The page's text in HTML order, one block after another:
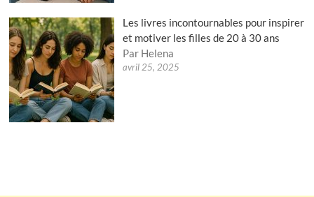
Les livres incontournables pour inspirer
et motiver les filles de 20 à 30 ans
Par Helena
avril 25, 2025